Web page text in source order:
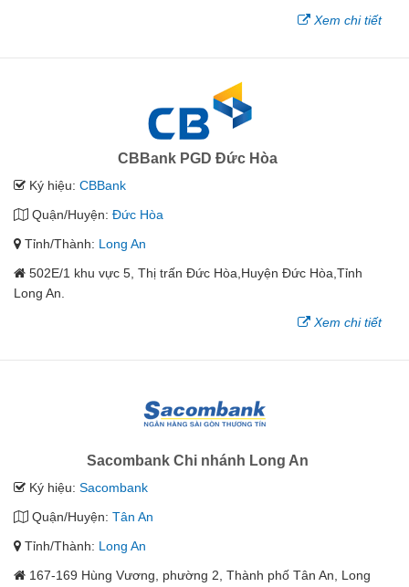
Xem chi tiết
CBBank PGD Đức Hòa
Ký hiệu: CBBank
Quận/Huyện: Đức Hòa
Tỉnh/Thành: Long An
502E/1 khu vực 5, Thị trấn Đức Hòa,Huyện Đức Hòa,Tỉnh
Long An.
Xem chi tiết
Sacombank Chi nhánh Long An
Ký hiệu: Sacombank
Quận/Huyện: Tân An
Tỉnh/Thành: Long An
167-169 Hùng Vương, phường 2, Thành phố Tân An, Long